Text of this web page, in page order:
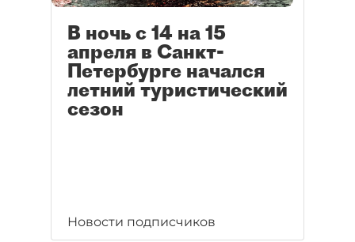
В ночь с 14 на 15
апреля в Санкт-
Петербурге начался
летний туристический
сезон
Новости подписчиков